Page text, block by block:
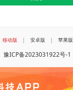
移动版 | 安卓版 | 苹果版
豫ICP备2023031922号-1